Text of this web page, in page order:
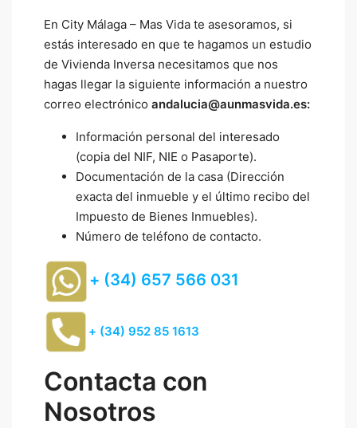
En City Málaga – Mas Vida te asesoramos, si
estás interesado en que te hagamos un estudio
de Vivienda Inversa necesitamos que nos
hagas llegar la siguiente información a nuestro
correo electrónico andalucia@aunmasvida.es:
Información personal del interesado
(copia del NIF, NIE o Pasaporte).
Documentación de la casa (Dirección
exacta del inmueble y el último recibo del
Impuesto de Bienes Inmuebles).
Número de teléfono de contacto.
+ (34) 657 566 031
+ (34) 952 85 1613
Contacta con
Nosotros